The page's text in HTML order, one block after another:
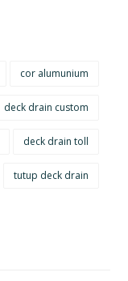
cor alumunium
deck drain custom
deck drain toll
tutup deck drain